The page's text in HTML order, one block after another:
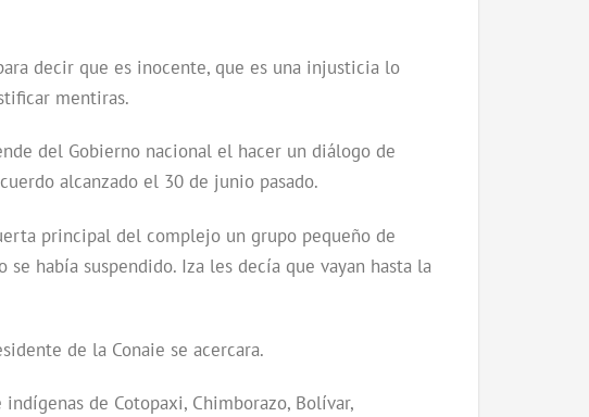
decir que es inocente, que es una injusticia lo
mentiras.
del Gobierno nacional el hacer un diálogo de
alcanzado el 30 de junio pasado.
principal del complejo un grupo pequeño de
había suspendido. Iza les decía que vayan hasta la
de la Conaie se acercara.
de Cotopaxi, Chimborazo, Bolívar,